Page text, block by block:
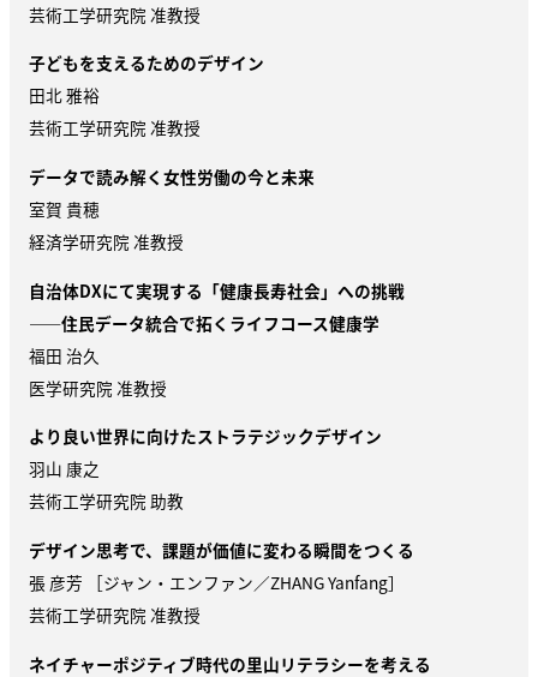
芸術工学研究院 准教授
子どもを支えるためのデザイン
田北 雅裕
芸術工学研究院 准教授
データで読み解く女性労働の今と未来
室賀 貴穂
経済学研究院 准教授
自治体DXにて実現する「健康長寿社会」への挑戦
——住民データ統合で拓くライフコース健康学
福田 治久
医学研究院 准教授
より良い世界に向けたストラテジックデザイン
羽山 康之
芸術工学研究院 助教
デザイン思考で、課題が価値に変わる瞬間をつくる
張 彦芳 ［ジャン・エンファン／ZHANG Yanfang］
芸術工学研究院 准教授
ネイチャーポジティブ時代の里山リテラシーを考える